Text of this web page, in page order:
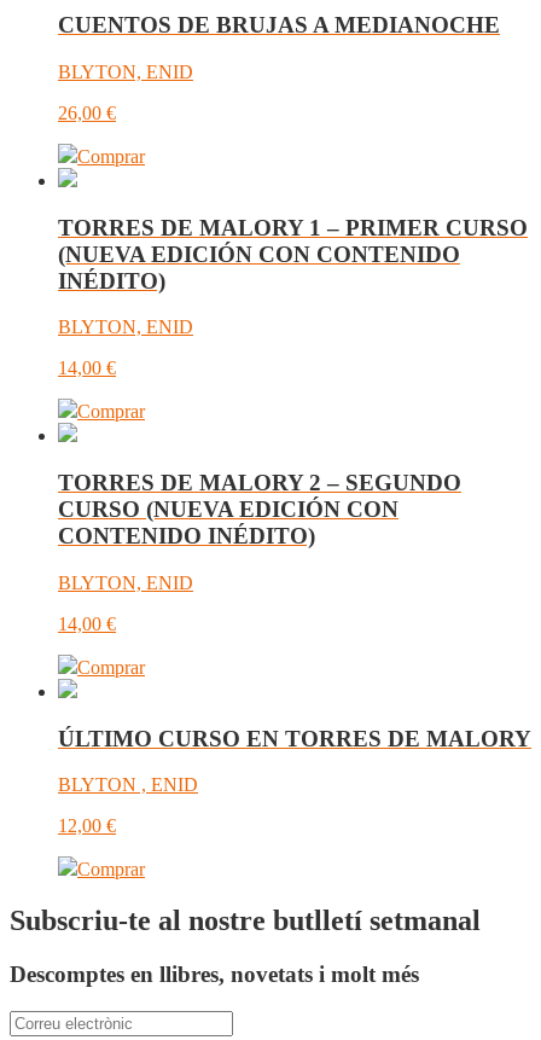
CUENTOS DE BRUJAS A MEDIANOCHE
BLYTON, ENID
26,00 €
Comprar
TORRES DE MALORY 1 – PRIMER CURSO
(NUEVA EDICIÓN CON CONTENIDO
INÉDITO)
BLYTON, ENID
14,00 €
Comprar
TORRES DE MALORY 2 – SEGUNDO
CURSO (NUEVA EDICIÓN CON
CONTENIDO INÉDITO)
BLYTON, ENID
14,00 €
Comprar
ÚLTIMO CURSO EN TORRES DE MALORY
BLYTON , ENID
12,00 €
Comprar
Subscriu-te al nostre butlletí setmanal
Descomptes en llibres, novetats i molt més